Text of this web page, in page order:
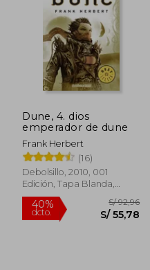
55%
dcto.
S/ 121,98
Dune, 4. dios
emperador de dune
Frank Herbert
(16)
Debolsillo, 2010, 001
Edición, Tapa Blanda,
Usado